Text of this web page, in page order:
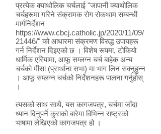
प्रत्येक क्याथोलिक चर्चलाई "जापानी क्याथोलिक
चर्चहरूमा गरिने संक्रामक रोग रोकथाम सम्बन्धी
मार्गनिर्देशन
https://www.cbcj.catholic.jp/2020/11/09/
21446/"को आधारमा संक्रमण विरुद्ध उपायहरू
गर्न निर्देशन दिइएको छ । विशेष रूपमा, टोकियो
धार्मिक एरियामा, आफू सम्लग्न चर्च बाहेक अन्य
चर्चको मीसा (प्रार्थाना सभा) मा भाग लिन सक्नुहुन्न
। आफू सम्लग्न चर्चको निर्देशनहरू पालना गर्नुहोस्
।
त्यसको साथ साथै, यस कागजपत्र, चर्चमा जाँदा
ध्यान दिनुपर्ने कुराको बारेमा विभिन्न राष्ट्रको
भाषामा लेखिएको कागजपत्र हो ।